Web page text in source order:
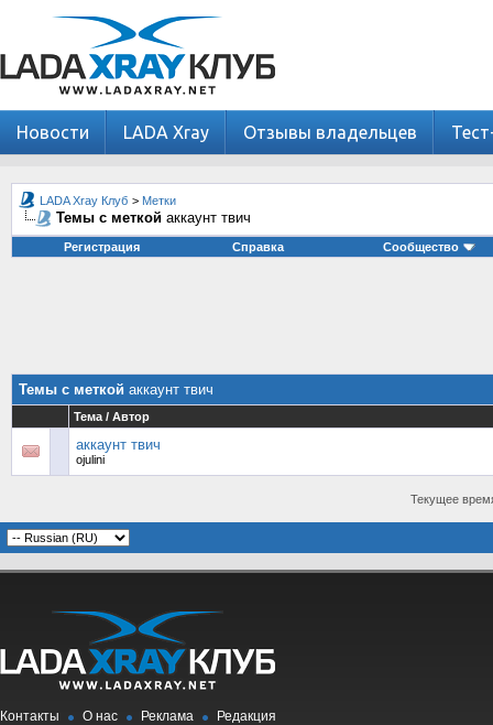
Новости LADA Xray Отзывы владельцев
LADA Xray Клуб > Метки
Темы с меткой аккаунт твич
Регистрация Справка Сообщество
Темы с меткой аккаунт твич
Тема / Автор
аккаунт твич
ojulini
Текущее
Контакты О нас Реклама Редакция